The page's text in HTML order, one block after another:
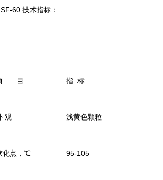
60 技术指标：
目 指 标
观 浅黄色颗粒
化点，℃ 95-105